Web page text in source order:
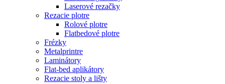
Laserové rezačky
Rezacie plotre
Rolové plotre
Flatbedové plotre
Frézky
Metalprintre
Laminátory
Flat-bed aplikátory
Rezacie stoly a lišty